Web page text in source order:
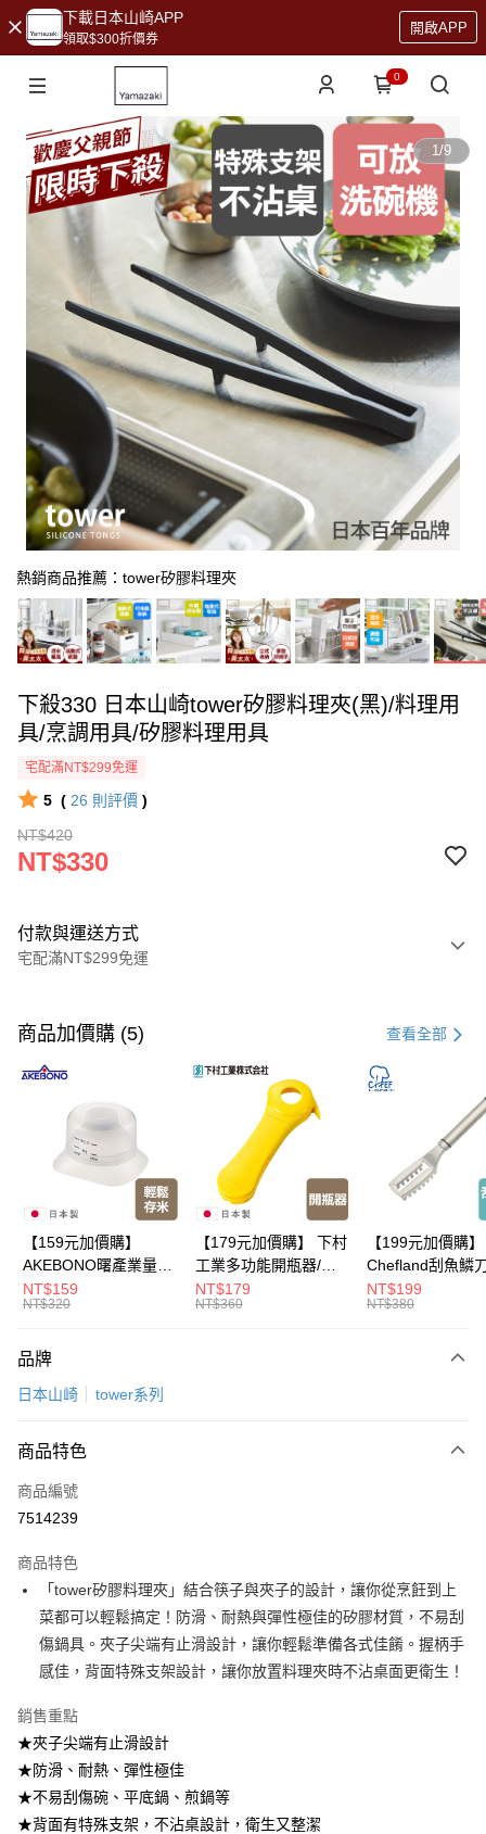
下載日本山崎APP
領取$300折價券
開啟APP
0
1/9
熱銷商品推薦：tower矽膠料理夾
下殺330 日本山崎tower矽膠料理夾(黑)/料理用
具/烹調用具/矽膠料理用具
宅配滿NT$299免運
5 ( 26 則評價 )
NT$420
NT$330
付款與運送方式
宅配滿NT$299免運
信用卡一次付款
超商取貨付款
LINE Pay
Apple Pay
Google Pay
全盈+PAY
大哥付你分期
【大哥付你分期使用說明】
1.本服務由台灣大哥大提供，台灣大哥大用戶可立即使用無須另外申請。
2.付款方式選擇「大哥付你分期」，訂單成立後會自動跳轉到大哥付的交易
成交易。
3.實際核准額度、可分期數及費用金額請依後續交易確認頁面所載為準。
4.訂單成立30分鐘內，如未前往確認交易或遇審核未通過，訂單將自動取
消。如遇「轉專審核」未通過狀況，表示未達大哥付你分期系統評分，恕無
法說明評估內容。
1.分期款項不併入電信帳單，「大哥付你分期」於每月結算日後寄送繳費提
2.透過簡訊連結打開帳單後，可選擇「超商條碼／台灣大直營門市／銀行轉
帳／街口支付／iPASS MONEY」等通路繳費。
【注意事項】
1.本服務係由「台灣大哥大股份有限公司」（以下簡稱本公司）所提供，讓
買賣價金債權讓與本公司後，依約使用本公司帳單繳交帳款。
2.基於同意付款使用「大哥付你分期」之契約關係目的，商店將以您的個人
資料（包含姓名、電話或地址）提供予台灣大哥大進項蒐集、處理及利用，
由本公司與您本人進行分期帳單所需資料之確認、核對及更正。
3.完整用戶服務條款，請詳閱以下連結：
每筆NT$100，滿NT$499(含以上)免運費
每筆NT$100，滿NT$499(含以上)免運費
7-11取貨付款
每筆NT$100，滿NT$499(含以上)免運費
付款後7-11取貨
每筆NT$100，滿NT$499(含以上)免運費
宅配【父親節大回饋】限時$299免運
每筆NT$150，滿NT$299(含以上)免運費
商品加價購 (5) 查看全部
【159元加價購】
AKEBONO曙產業量米
杯漏斗組(白)/量米杯/
米桶/量米用具/任二件8
NT$159
NT$320
【179元加價購】 下村
工業多功能開瓶器/開
瓶器/餐廚用品/料理道
具/任二件8折
NT$179
NT$360
【199元加價購】
Chefland刮魚鱗
魚鱗器/廚房用品/
道具/任二件8折
NT$199
NT$380
品牌
日本山崎 tower系列
商品特色
商品編號
7514239
商品特色
「tower矽膠料理夾」結合筷子與夾子的設計，讓你從烹飪到上
菜都可以輕鬆搞定！防滑、耐熱與彈性極佳的矽膠材質，不易刮
傷鍋具。夾子尖端有止滑設計，讓你輕鬆準備各式佳餚。握柄手
感佳，背面特殊支架設計，讓你放置料理夾時不沾桌面更衛生！
銷售重點
★夾子尖端有止滑設計
★防滑、耐熱、彈性極佳
★不易刮傷碗、平底鍋、煎鍋等
★背面有特殊支架，不沾桌設計，衛生又整潔